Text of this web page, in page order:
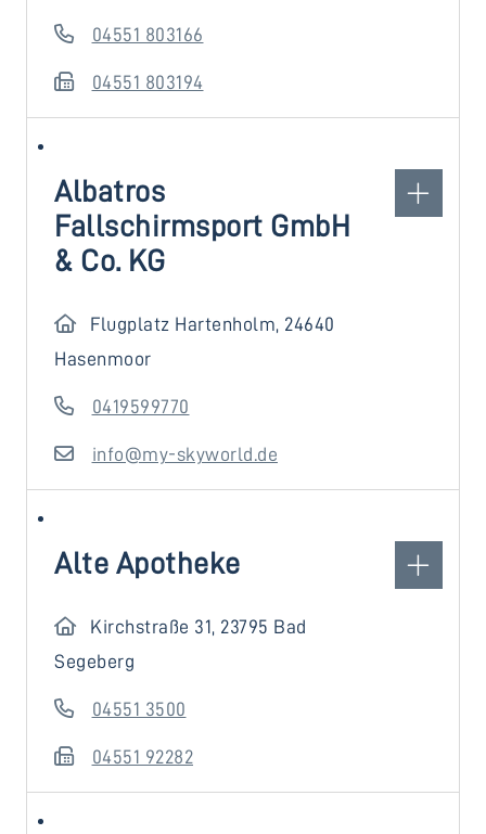
04551 803166
04551 803194
Albatros
Fallschirmsport GmbH
& Co. KG
Flugplatz Hartenholm, 24640
Hasenmoor
0419599770
info@my-skyworld.de
Alte Apotheke
Kirchstraße 31, 23795 Bad
Segeberg
04551 3500
04551 92282